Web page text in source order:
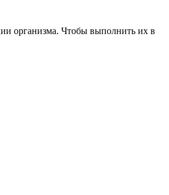
организма. Чтобы выполнить их в